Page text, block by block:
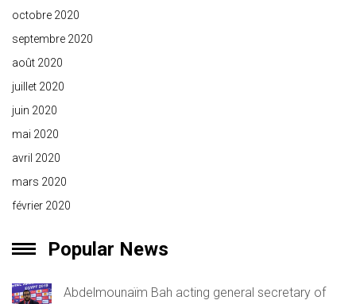
octobre 2020
septembre 2020
août 2020
juillet 2020
juin 2020
mai 2020
avril 2020
mars 2020
février 2020
Popular News
Abdelmounaïm Bah acting general secretary of